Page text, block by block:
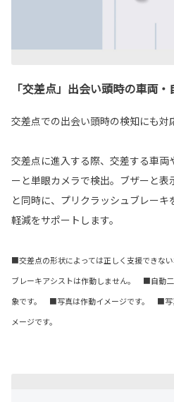
「交差点」出会い頭時の車両
交差点での出会い頭時の検知にも対
交差点に進入する際、交差する車両
ーと単眼カメラで検出。ブザーと表
と同時に、プリクラッシュブレー
軽減をサポートします。
■交差点の形状によっては正しく支援できな
ブレーキアシストは作動しません。 ■自動
象です。 ■写真は作動イメージです。 ■写
メージです。